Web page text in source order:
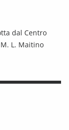
dal Centro
L. Maitino